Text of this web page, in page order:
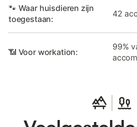
🐾 Waar huisdieren zijn
toegestaan:
42
📶 Voor workation:
99%